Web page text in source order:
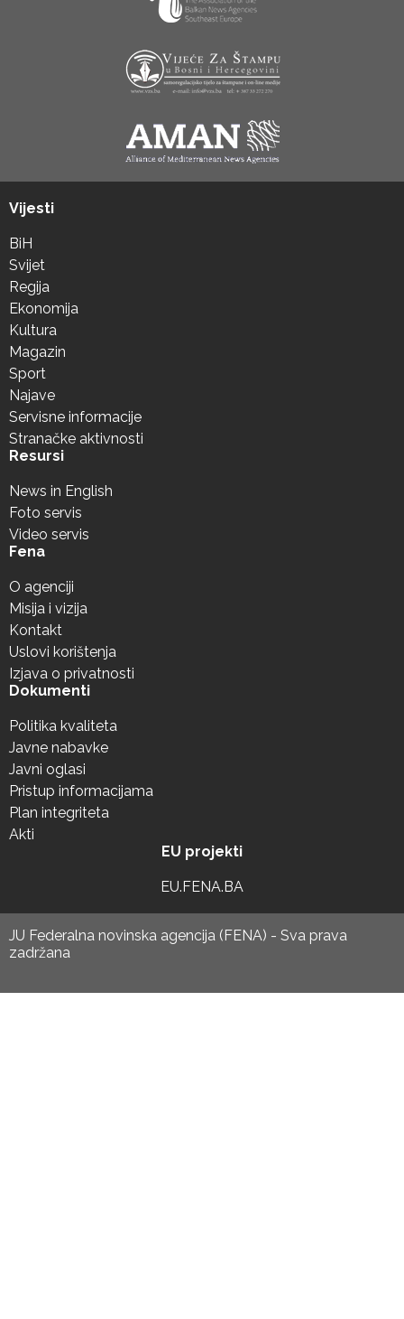
Vijesti
BiH
Svijet
Regija
Ekonomija
Kultura
Magazin
Sport
Najave
Servisne informacije
Stranačke aktivnosti
Resursi
News in English
Foto servis
Video servis
Fena
O agenciji
Misija i vizija
Kontakt
Uslovi korištenja
Izjava o privatnosti
Dokumenti
Politika kvaliteta
Javne nabavke
Javni oglasi
Pristup informacijama
Plan integriteta
Akti
EU projekti
EU.FENA.BA
JU Federalna novinska agencija (FENA) - Sva prava
zadržana